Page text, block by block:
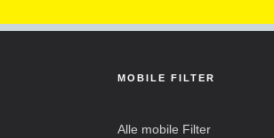
MOBILE FILTER
Alle mobile Filter